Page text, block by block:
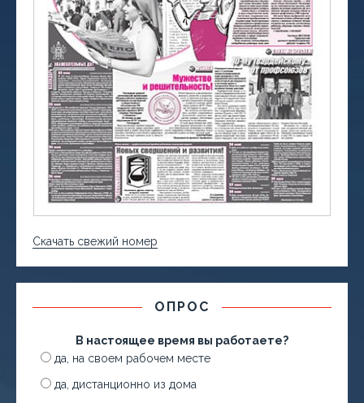
Скачать свежий номер
ОПРОС
В настоящее время вы работаете?
да, на своем рабочем месте
да, дистанционно из дома